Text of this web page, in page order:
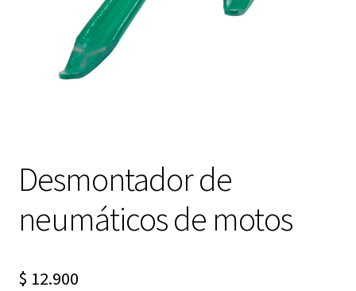
FAQ Preguntas Frecuentes
Desmontador de
neumáticos de motos
$ 12.900